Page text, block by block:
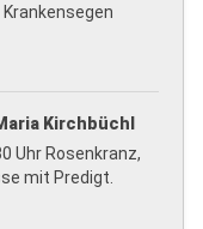
Kirchbüchl
Uhr Rosenkranz,
mit Predigt.